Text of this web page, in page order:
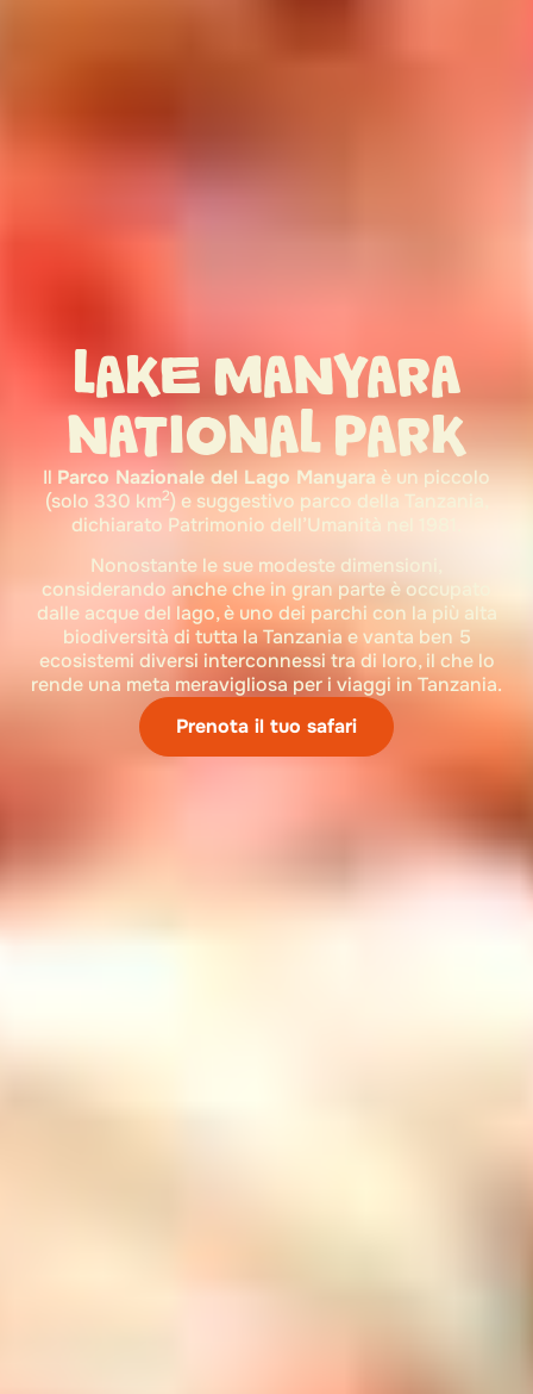
LAKE MANYARA
NATIONAL PARK
Il Parco Nazionale del Lago Manyara è un piccolo
(solo 330 km2) e suggestivo parco della Tanzania,
dichiarato Patrimonio dell’Umanità nel 1981.
Nonostante le sue modeste dimensioni,
considerando anche che in gran parte è occupato
dalle acque del lago, è uno dei parchi con la più alta
biodiversità di tutta la Tanzania e vanta ben 5
ecosistemi diversi interconnessi tra di loro, il che lo
rende una meta meravigliosa per i viaggi in Tanzania.
Prenota il tuo safari